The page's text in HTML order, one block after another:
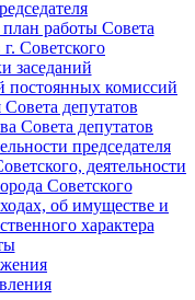
работы Совета
г. Советского
заседаний
постоянных комиссий
депутатов
Совета депутатов
председателя
деятельности
Советского
об имуществе и
характера